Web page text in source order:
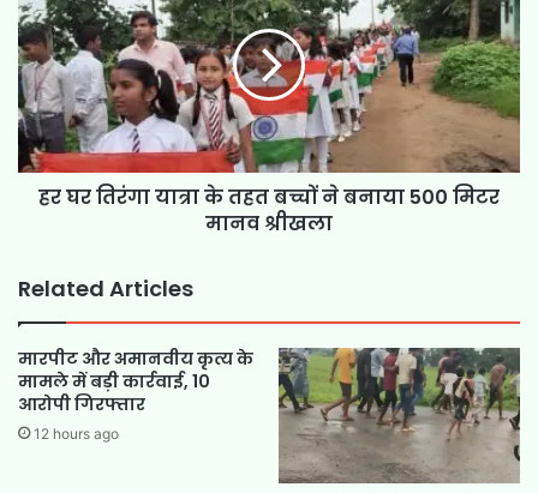
हर घर तिरंगा यात्रा के तहत बच्चों ने बनाया 500 मिटर
मानव श्रीखला
Related Articles
मारपीट और अमानवीय कृत्य के
मामले में बड़ी कार्रवाई, 10
आरोपी गिरफ्तार
12 hours ago